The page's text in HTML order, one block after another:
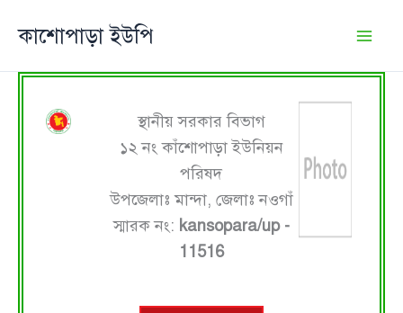
কাশোপাড়া ইউপি
স্থানীয় সরকার বিভাগ
১২ নং কাঁশোপাড়া ইউনিয়ন
পরিষদ
উপজেলাঃ মান্দা, জেলাঃ নওগাঁ
স্মারক নং: kansopara/up -
11516